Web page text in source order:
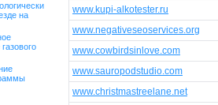
на
www.kupi-alkotester.ru
www.negativeseoservices.org
www.cowbirdsinlove.com
www.sauropodstudio.com
www.christmastreelane.net